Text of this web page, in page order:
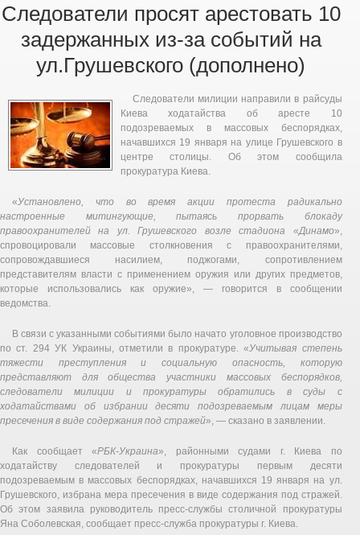
Следователи просят арестовать 10
задержанных из-за событий на
ул.Грушевского (дополнено)
Следователи милиции направили в райсуды
Киева ходатайства об аресте 10
подозреваемых в массовых беспорядках,
начавшихся 19 января на улице Грушевского в
центре столицы. Об этом сообщила
прокуратура Киева.
«Установлено, что во время акции протеста радикально
настроенные митингующие, пытаясь прорвать блокаду
правоохранителей на ул. Грушевского возле стадиона «Динамо»,
спровоцировали массовые столкновения с правоохранителями,
сопровождавшиеся насилием, поджогами, сопротивлением
представителям власти с применением оружия или других предметов,
которые использовались как оружие», — говорится в сообщении
ведомства.
В связи с указанными событиями было начато уголовное производство
по ст. 294 УК Украины, отметили в прокуратуре. «Учитывая степень
тяжести преступления и социальную опасность, которую
представляют для общества участники массовых беспорядков,
следователи милиции и прокуратуры обратились в суды с
ходатайствами об избрании десяти подозреваемым лицам меры
пресечения в виде содержания под стражей», — сказано в заявлении.
Как сообщает «РБК-Украина», районными судами г. Киева по
ходатайству следователей и прокуратуры первым десяти
подозреваемым в массовых беспорядках, начавшихся 19 января на ул.
Грушевского, избрана мера пресечения в виде содержания под стражей.
Об этом заявила руководитель пресс-службы столичной прокуратуры
Яна Соболевская, сообщает пресс-служба прокуратуры г. Киева.